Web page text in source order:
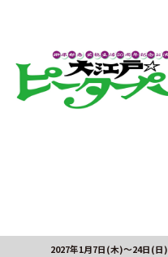
2027年1月7日(木)～24日(日)